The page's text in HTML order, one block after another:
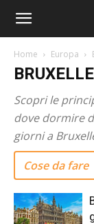
Home Europa
Scopri le
dove dormire
giorni a
Cose da fare